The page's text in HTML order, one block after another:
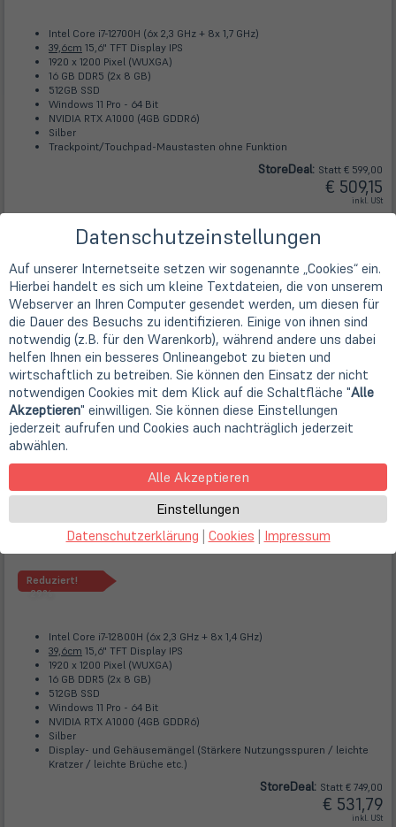
Intel Core i7-12700H (6x 2,3 GHz + 8x 1,7 GHz)
39,6cm 15,6" TFT Display IPS
1920 x 1200 Pixel (WUXGA)
16 GB DDR5 (2x 8 GB)
512GB SSD
Windows 11 Pro - 64 Bit
NVIDIA RTX A1000 (4GB GDDR6)
Silber
Trackpoint/Touchpad-Maustasten ohne Funktion
Lieferbar
StoreDeal: Statt € 599,00
€ 509,15
inkl. USt
Kostenlose Lieferung
In den
Warenkorb
Dell Precision 5570
StoreDeal| Art.-Nr.A88420
Reduziert!
-29%
Intel Core i7-12800H (6x 2,3 GHz + 8x 1,4 GHz)
39,6cm 15,6" TFT Display IPS
1920 x 1200 Pixel (WUXGA)
16 GB DDR5 (2x 8 GB)
512GB SSD
Windows 11 Pro - 64 Bit
NVIDIA RTX A1000 (4GB GDDR6)
Silber
Display- und Gehäusemängel (Stärkere Nutzungsspuren / leichte
Kratzer / leichte Brüche etc.)
StoreDeal: Statt € 749,00
€ 531,79
inkl. USt
Datenschutzeinstellungen
Auf unserer Internetseite setzen wir sogenannte „Cookies“ ein.
Hierbei handelt es sich um kleine Textdateien, die von unserem
Webserver an Ihren Computer gesendet werden, um diesen für
die Dauer des Besuchs zu identifizieren. Einige von ihnen sind
notwendig (z.B. für den Warenkorb), während andere uns dabei
helfen Ihnen ein besseres Onlineangebot zu bieten und
wirtschaftlich zu betreiben. Sie können den Einsatz der nicht
notwendigen Cookies mit dem Klick auf die Schaltfläche "Alle
Akzeptieren" einwilligen. Sie können diese Einstellungen
jederzeit aufrufen und Cookies auch nachträglich jederzeit
abwählen.
Alle Akzeptieren
Einstellungen
Datenschutzerklärung | Cookies | Impressum